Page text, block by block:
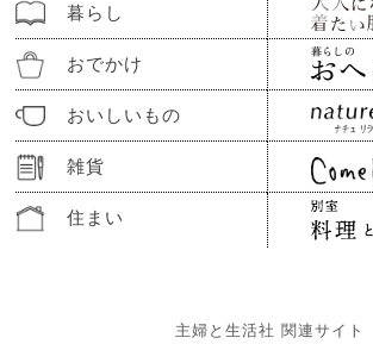
暮らし
おでかけ
おいしいもの
雑貨
住まい
主婦と生活社 関連サイト